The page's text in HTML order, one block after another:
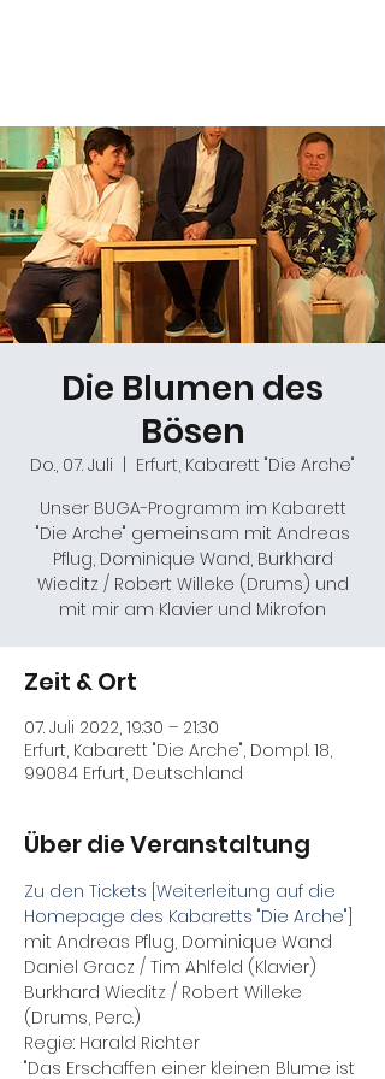
Die Blumen des
Bösen
Do., 07. Juli
Erfurt, Kabarett "Die Arche"
Unser BUGA-Programm im Kabarett
"Die Arche" gemeinsam mit Andreas
Pflug, Dominique Wand, Burkhard
Wieditz / Robert Willeke (Drums) und
mit mir am Klavier und Mikrofon
Zeit & Ort
07. Juli 2022, 19:30 – 21:30
Erfurt, Kabarett "Die Arche", Dompl. 18,
99084 Erfurt, Deutschland
Über die Veranstaltung
Zu den Tickets [Weiterleitung auf die
Homepage des Kabaretts "Die Arche"]
mit Andreas Pflug, Dominique Wand
Daniel Gracz / Tim Ahlfeld (Klavier)
Burkhard Wieditz / Robert Willeke
(Drums, Perc.)
Regie: Harald Richter
"Das Erschaffen einer kleinen Blume ist